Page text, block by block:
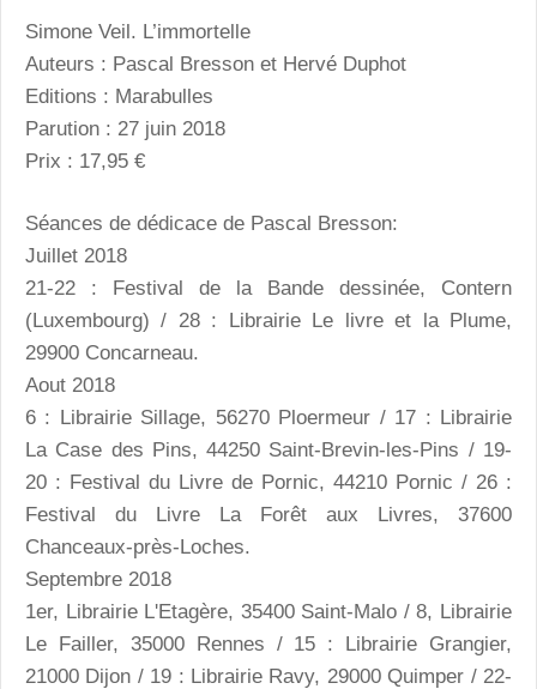
Simone Veil. L’immortelle
Auteurs : Pascal Bresson et Hervé Duphot
Editions : Marabulles
Parution : 27 juin 2018
Prix : 17,95 €
Séances de dédicace de Pascal Bresson:
Juillet 2018
21-22 : Festival de la Bande dessinée, Contern
(Luxembourg) / 28 : Librairie Le livre et la Plume,
29900 Concarneau.
Aout 2018
6 : Librairie Sillage, 56270 Ploermeur / 17 : Librairie
La Case des Pins, 44250 Saint-Brevin-les-Pins / 19-
20 : Festival du Livre de Pornic, 44210 Pornic / 26 :
Festival du Livre La Forêt aux Livres, 37600
Chanceaux-près-Loches.
Septembre 2018
1er, Librairie L'Etagère, 35400 Saint-Malo / 8, Librairie
Le Failler, 35000 Rennes / 15 : Librairie Grangier,
21000 Dijon / 19 : Librairie Ravy, 29000 Quimper / 22-